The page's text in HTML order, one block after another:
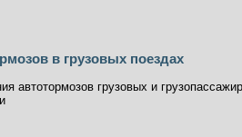
в грузовых поездах
автотормозов грузовых и